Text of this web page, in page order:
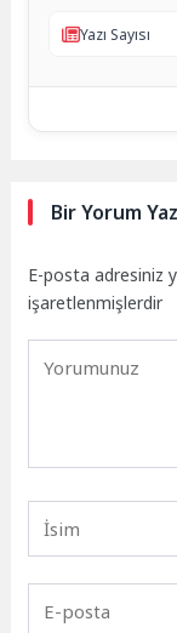
Yazı Sayısı
Bir Yorum
E-posta adresiniz
işaretlenmişlerdir